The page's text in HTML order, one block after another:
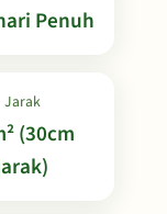
Penuh
Jarak
(30cm